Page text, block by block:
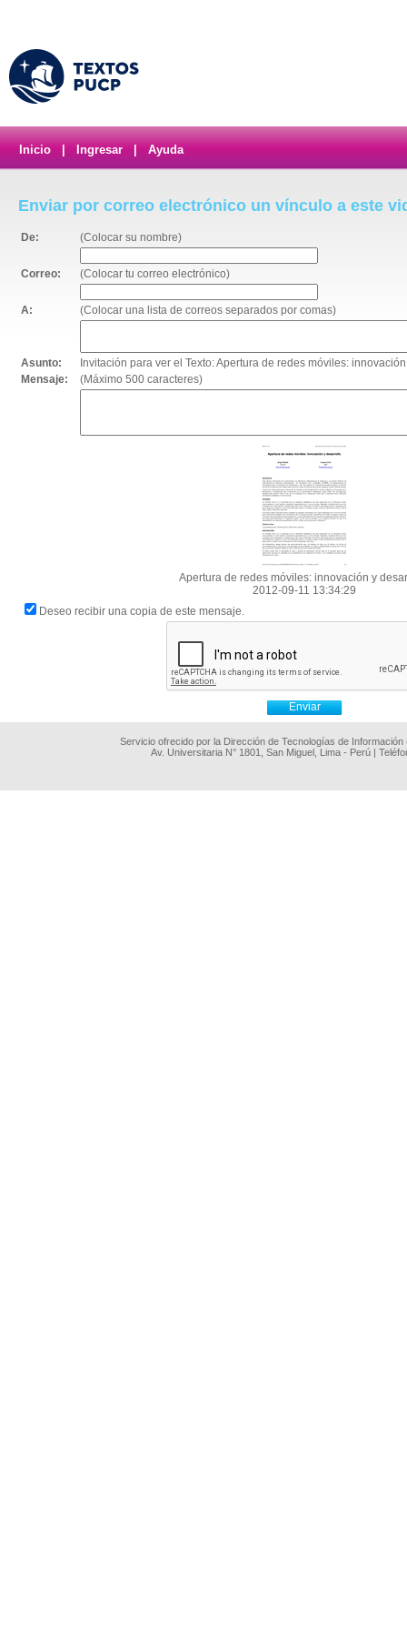
Inicio Ingresar Ayuda
Enviar por correo electrónico un vínculo a este
De: (Colocar su nombre)
Correo: (Colocar tu correo electrónico)
A: (Colocar una lista de correos separados por comas)
Asunto:
Invitación para ver el Texto: Apertura de redes móviles:
Mensaje:
(Máximo 500 caracteres)
Apertura de redes móviles: innovación y
2012-09-11 13:34:29
Deseo recibir una copia de este mensaje.
Servicio ofrecido por la Dirección de Tecnologías de
Av. Universitaria N° 1801, San Miguel, Lima - Perú |